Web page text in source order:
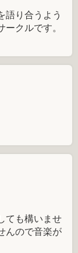
語り合うよう
クルです。
ても構いませ
んので音楽が